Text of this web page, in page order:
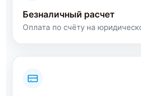
Безналичный расчет
Оплата по счёту на